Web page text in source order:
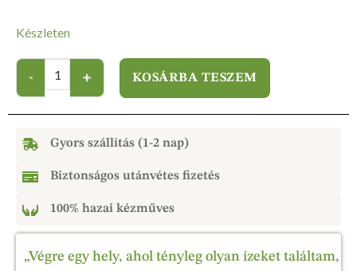
Készleten
KOSÁRBA TESZEM
Gyors szállítás (1-2 nap)
Biztonságos utánvétes fizetés
100% hazai kézműves
„Végre egy hely, ahol tényleg olyan ízeket találtam,